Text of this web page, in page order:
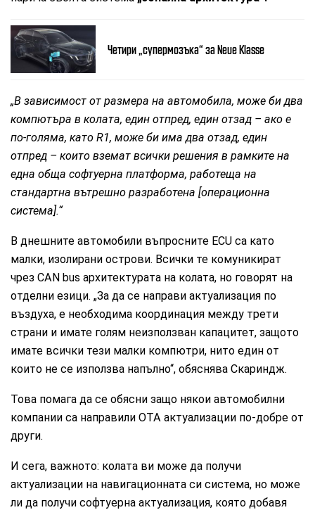
Четири „супермозъка“ за Neue Klasse
„В зависимост от размера на автомобила, може би два
компютъра в колата, един отпред, един отзад – ако е
по-голяма, като R1, може би има два отзад, един
отпред – които вземат всички решения в рамките на
една обща софтуерна платформа, работеща на
стандартна вътрешно разработена [операционна
система].“
В днешните автомобили въпросните ECU са като
малки, изолирани острови. Всички те комуникират
чрез CAN bus архитектурата на колата, но говорят на
отделни езици. „За да се направи актуализация по
въздуха, е необходима координация между трети
страни и имате голям неизползван капацитет, защото
имате всички тези малки компютри, нито един от
които не се използва напълно“, обяснява Скариндж.
Това помага да се обясни защо някои автомобилни
компании са направили OTA актуализации по-добре от
други.
И сега, важното: колата ви може да получи
актуализации на навигационната си система, но може
ли да получи софтуерна актуализация, която добавя